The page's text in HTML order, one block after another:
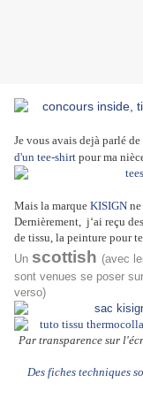
Je vous avais dejà parlé
d'un tee-shirt pour ma
Mais la marque KISIGN
Dernièrement, j‘ai reçu
de tissu, la peinture pour
Un scottish (avec
sont venues se poser
verso)
Par transparence sur
Des fiches techniques